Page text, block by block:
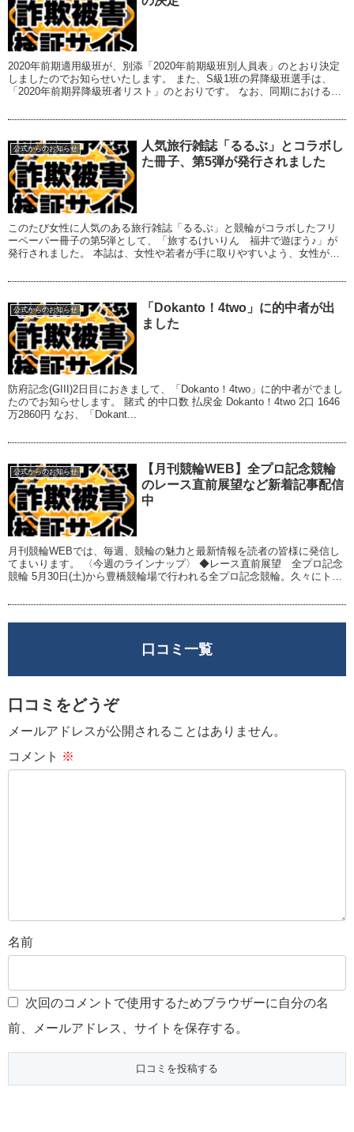
2020年前期適用級班が、別添「2020年前期級班別人員表」のとおり決定
しましたのでお知らせいたします。 また、S級1班の昇降級班選手は、
「2020年前期昇降級班者リスト」のとおりです。 なお、同期における級
公式からのお知らせ
人気旅行雑誌「るるぶ」とコラボし
た冊子、第5弾が発行されました
このたび女性に人気のある旅行雑誌「るるぶ」と競輪がコラボしたフリ
ーペーパー冊子の第5弾として、「旅するけいりん 福井で遊ぼう♪」が
発行されました。 本誌は、女性や若者が手に取りやすいよう、女性が喜
公式からのお知らせ
「Dokanto！4two」に的中者が出
ました
防府記念(GIII)2日目におきまして、「Dokanto！4two」に的中者がでまし
たのでお知らせします。 賭式 的中口数 払戻金 Dokanto！4two 2口 1646
万2860円 なお、「Dokant...
公式からのお知らせ
【月刊競輪WEB】全プロ記念競輪
のレース直前展望など新着記事配信
中
月刊競輪WEBでは、毎週、競輪の魅力と最新情報を読者の皆様に発信し
てまいります。 〈今週のラインナップ〉 ◆レース直前展望 全プロ記念
競輪 5月30日(土)から豊橋競輪場で行われる全プロ記念競輪。久々にトッ
口コミ一覧
口コミをどうぞ
メールアドレスが公開されることはありません。
コメント ※
名前
次回のコメントで使用するためブラウザーに自分の名
前、メールアドレス、サイトを保存する。